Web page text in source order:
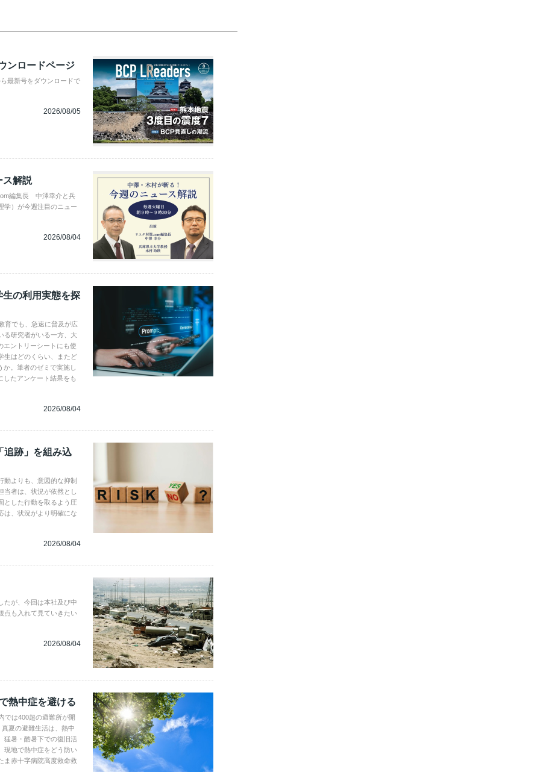
ンロードページ
最新号をダウンロードで
2026/08/05
ス解説
編集長 中澤幸介と兵
）が今週注目のニュー
2026/08/04
の利用実態を探
育でも、急速に普及が広
る研究者がいる一方、大
エントリーシートにも使
生はどのくらい、またど
か。筆者のゼミで実施し
したアンケート結果をも
2026/08/04
跡」を組み込
動よりも、意図的な抑制
当者は、状況が依然とし
とした行動を取るよう圧
は、状況がより明確にな
2026/08/04
たが、今回は本社及び中
点も入れて見ていきたい
2026/08/04
熱中症を避ける
では400超の避難所が開
夏の避難生活は、熱中
猛暑・酷暑下での復旧活
現地で熱中症をどう防い
ま赤十字病院高度救命救